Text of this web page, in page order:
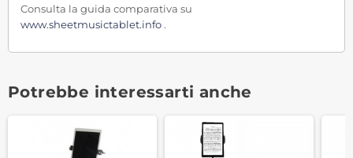
Consulta la guida comparativa su
www.sheetmusictablet.info .
Potrebbe interessarti anche